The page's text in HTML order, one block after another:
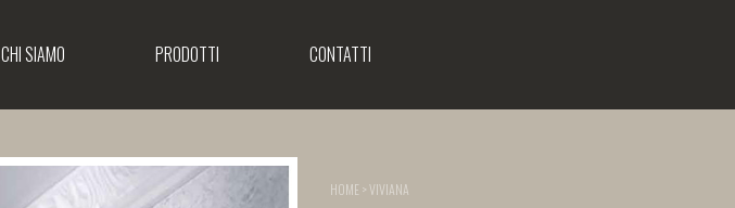
CHI SIAMO PRODOTTI CONTATTI
HOME >VIVIANA